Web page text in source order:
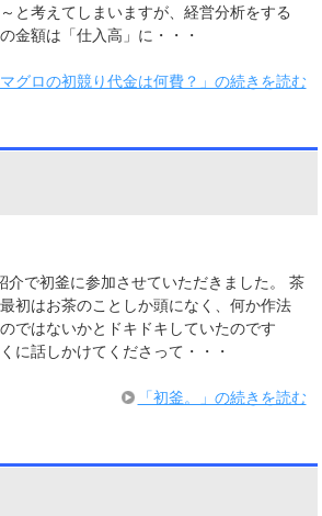
と考えてしまいますが、経営分析をする
金額は「仕入高」に・・・
マグロの初競り代金は何費？」の続きを読む
介で初釜に参加させていただきました。 茶
初はお茶のことしか頭になく、何か作法
ではないかとドキドキしていたのです
に話しかけてくださって・・・
「初釜。」の続きを読む